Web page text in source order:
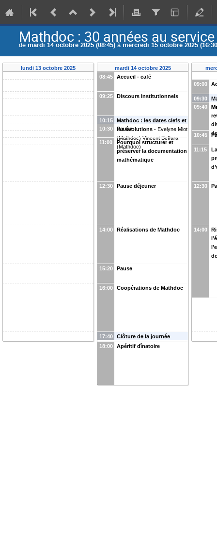
Mathdoc : 30 années au
de mardi 14 octobre 2025 (08:45) àmercredi 15 octobre 2025
lundi 13 octobre 2025
mardi 14 octobre 2025
08:45
Accueil - café
09:25 Discours institutionnels
10:15
Mathdoc : les dates clefs et
les évolutions - Evelyne Miot
(Mathdoc) Vincent Beffara
(Mathdoc)
10:30 Pause
11:00
Pourquoi structurer et
préserver la documentation
mathématique
12:30 Pause déjeuner
14:00 Réalisations de Mathdoc
15:20 Pause
16:00 Coopérations de Mathdoc
17:40
Clôture de la journée
18:00
Apéritif dînatoire
09:00
09:30
09:40
10:45
11:15
12:30
14:00